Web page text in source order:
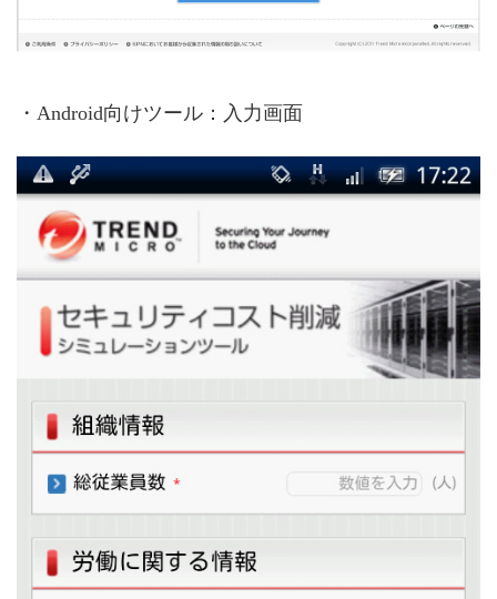
・Android向けツール：入力画面